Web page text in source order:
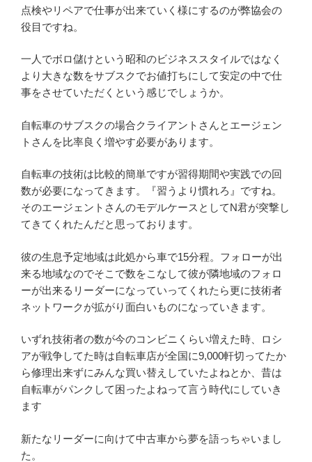
点検やリペアで仕事が出来ていく様にするのが弊協会の
役目ですね。
一人でボロ儲けという昭和のビジネススタイルではなく
より大きな数をサブスクでお値打ちにして安定の中で仕
事をさせていただくという感じでしょうか。
自転車のサブスクの場合クライアントさんとエージェン
トさんを比率良く増やす必要があります。
自転車の技術は比較的簡単ですが習得期間や実践での回
数が必要になってきます。『習うより慣れろ』ですね。
そのエージェントさんのモデルケースとしてN君が突撃し
てきてくれたんだと思っております。
彼の生息予定地域は此処から車で15分程。フォローが出
来る地域なのでそこで数をこなして彼が隣地域のフォロ
ーが出来るリーダーになっていってくれたら更に技術者
ネットワークが拡がり面白いものになっていきます。
いずれ技術者の数が今のコンビニくらい増えた時、ロシ
アが戦争してた時は自転車店が全国に9,000軒切ってたか
ら修理出来ずにみんな買い替えしていたよねとか、昔は
自転車がパンクして困ったよねって言う時代にしていき
ます
新たなリーダーに向けて中古車から夢を語っちゃいまし
た。